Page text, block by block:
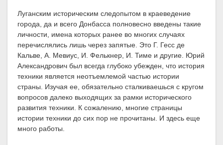
Луганским историческим следопытом в краеведение
города, да и всего Донбасса полновесно введены такие
личности, имена которых ранее во многих случаях
перечислялись лишь через запятые. Это Г. Гесс де
Кальве, А. Мевиус, И. Фелькнер, И. Тиме и другие. Юрий
Александрович был всегда глубоко убежден, что история
техники является неотъемлемой частью истории
страны. Изучая ее, обязательно сталкиваешься с кругом
вопросов далеко выходящих за рамки исторического
развития техники. К сожалению, многие страницы
истории техники до сих пор не прочитаны. И здесь еще
много работы.